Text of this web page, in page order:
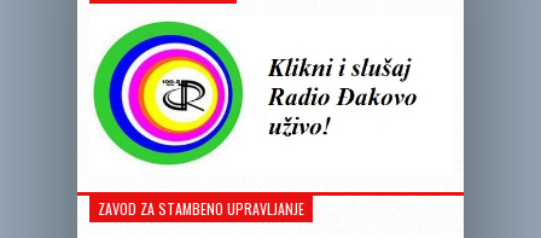
ZAVOD ZA STAMBENO UPRAVLJANJE